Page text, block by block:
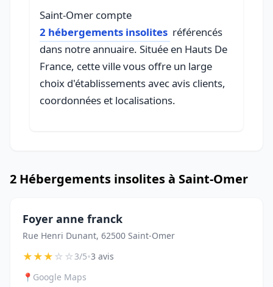
Saint-Omer compte
2 hébergements insolites référencés
dans notre annuaire. Située en Hauts De
France, cette ville vous offre un large
choix d'établissements avec avis clients,
coordonnées et localisations.
2 Hébergements insolites à Saint-Omer
Foyer anne franck
Rue Henri Dunant, 62500 Saint-Omer
★★★☆☆3/5•3 avis
📍 Google Maps